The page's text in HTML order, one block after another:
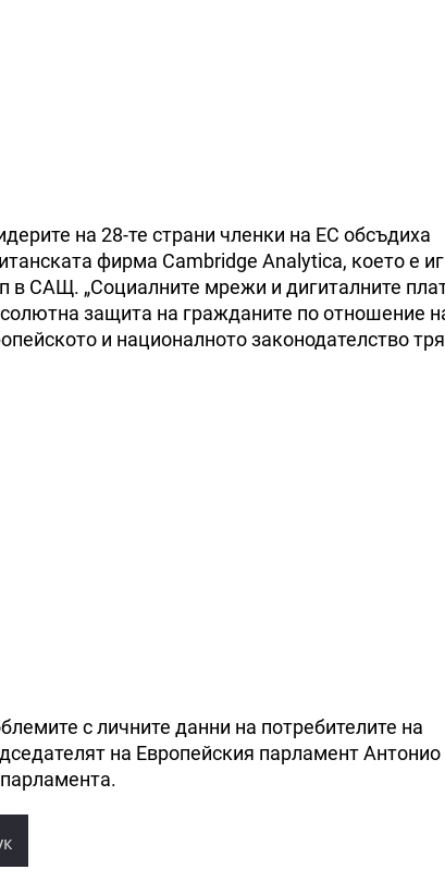
на 28-те страни членки на ЕС обсъдиха
фирма Cambridge Analytica, което е
в САЩ. „Социалните мрежи и дигиталните
защита на гражданите по отношение
и националното законодателство
с личните данни на потребителите на
на Европейския парламент Антонио